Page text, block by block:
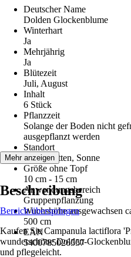
Deutscher Name
Dolden Glockenblume
Winterhart
Ja
Mehrjährig
Ja
Blütezeit
Juli, August
Inhalt
6 Stück
Pflanzzeit
Solange der Boden nicht
ausgepflanzt werden
Standort
Halbschatten, Sonne
Größe ohne Topf
10 cm - 15 cm
Anwendungsbereich
Gruppenpflanzung
Wuchshöhe ausgewachsen
500 cm
EAN
5400785026557
Mehr anzeigen
Beschreibung
Bereich überspringen
Kaufen Sie Campanula lactiflora
wunderschöne Dolden-
und pflegeleicht.